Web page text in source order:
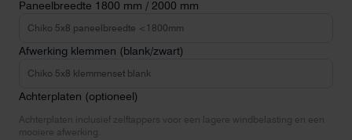
Paneelbreedte 1800 mm / 2000 mm
Afwerking klemmen (blank/zwart)
Achterplaten (optioneel)
Achterplaten inclusief zelftappers voor een lagere windbelasting en een
mooiere afwerking.